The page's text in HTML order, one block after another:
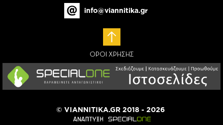
info@viannitika.gr
ΟΡΟΙ ΧΡΗΣΗΣ
© VIANNITIKA.GR 2018 - 2026